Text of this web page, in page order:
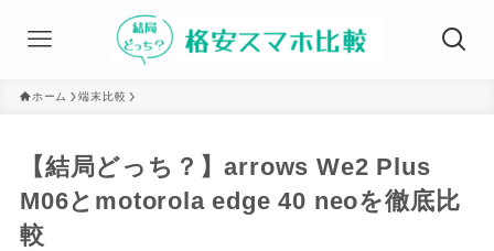
ホーム 端末比較
【結局どっち？】arrows We2 Plus
M06とmotorola edge 40 neoを徹底比
較